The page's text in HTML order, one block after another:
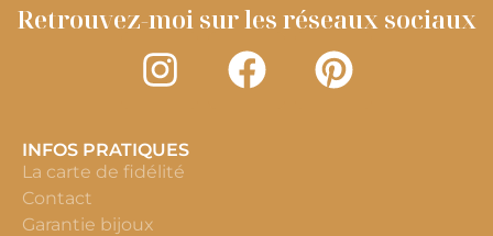
Retrouvez-moi sur les réseaux sociaux
INFOS PRATIQUES
La carte de fidélité
Contact
Garantie bijoux